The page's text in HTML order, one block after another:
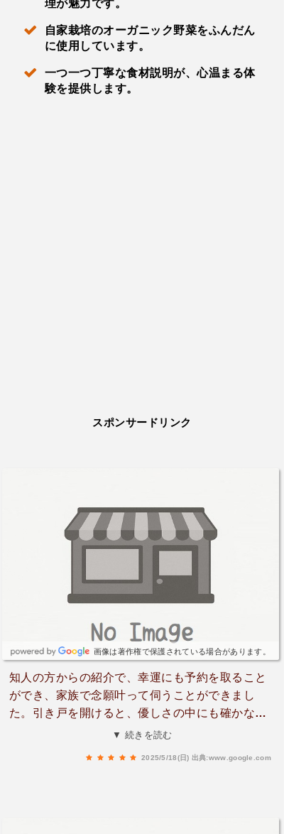
理が魅力です。
自家栽培のオーガニック野菜をふんだん
に使用しています。
一つ一つ丁寧な食材説明が、心温まる体
験を提供します。
スポンサードリンク
画像は著作権で保護されている場合があります。
知人の方からの紹介で、幸運にも予約を取ること
ができ、家族で念願叶って伺うことができまし
た。引き戸を開けると、優しさの中にも確かなオ
ーラを纏ったオーナーシェフが迎えてくださり、
▼ 続きを読む
2025/5/18(日) 出典:www.google.com